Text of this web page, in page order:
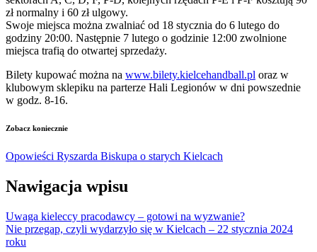
zł normalny i 60 zł ulgowy.
Swoje miejsca można zwalniać od 18 stycznia do 6 lutego do
godziny 20:00. Następnie 7 lutego o godzinie 12:00 zwolnione
miejsca trafią do otwartej sprzedaży.
Bilety kupować można na www.bilety.kielcehandball.pl oraz w
klubowym sklepiku na parterze Hali Legionów w dni powszednie
w godz. 8-16.
Zobacz koniecznie
Opowieści Ryszarda Biskupa o starych Kielcach
Nawigacja wpisu
Uwaga kieleccy pracodawcy – gotowi na wyzwanie?
Nie przegap, czyli wydarzyło się w Kielcach – 22 stycznia 2024
roku